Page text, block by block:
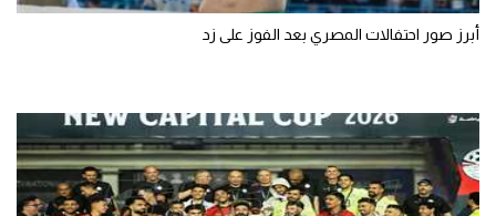
أبرز صور احتفالات المصري بعد الفوز على زد